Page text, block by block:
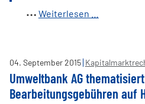
Weiterlesen …
Verhältnis
zu
04. September2015
Umweltbank AG
Bearbeitungsgebühren auf